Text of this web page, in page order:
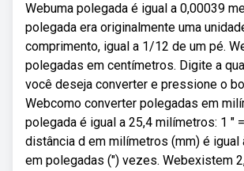
Webuma polegada é igual a 0,00039
polegada era originalmente uma
comprimento, igual a 1/12 de um pé.
polegadas em centímetros. Digite a
você deseja converter e pressione o
Webcomo converter polegadas em
polegada é igual a 25,4 milímetros: 1 ″
distância d em milímetros (mm) é igual
em polegadas (″) vezes. Webexistem